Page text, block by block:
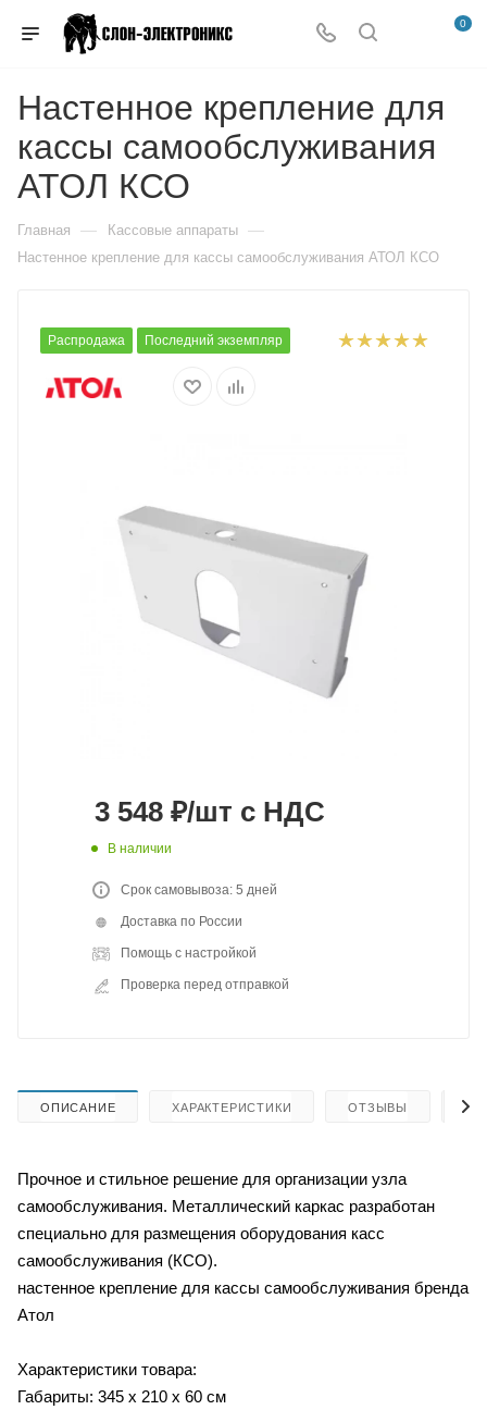
0
Настенное крепление для
кассы самообслуживания
АТОЛ КСО
Главная — Кассовые аппараты —
Настенное крепление для кассы самообслуживания АТОЛ КСО
Распродажа Последний экземпляр
3 548 ₽/шт с НДС
В наличии
Срок самовывоза: 5 дней
Доставка по России
Помощь с настройкой
Проверка перед отправкой
ОПИСАНИЕ ХАРАКТЕРИСТИКИ ОТЗЫВЫ
Прочное и стильное решение для организации узла
самообслуживания. Металлический каркас разработан
специально для размещения оборудования касс
самообслуживания (КСО).
настенное крепление для кассы самообслуживания бренда
Атол
Характеристики товара:
Габариты: 345 х 210 х 60 см